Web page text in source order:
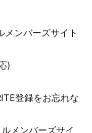
ンバーズサイト
)
登録をお忘れな
メンバーズサイ